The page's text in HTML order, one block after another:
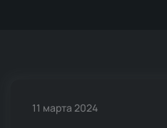
11 марта 2024